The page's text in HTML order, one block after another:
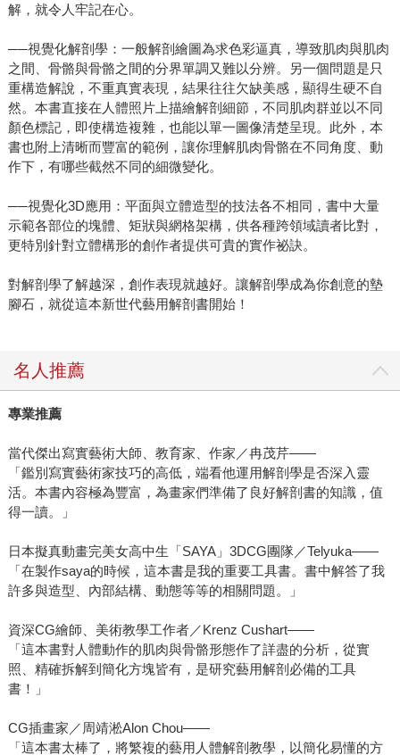
解，就令人牢記在心。
──視覺化解剖學：一般解剖繪圖為求色彩逼真，導致肌肉與肌肉
之間、骨骼與骨骼之間的分界單調又難以分辨。另一個問題是只
重構造解說，不重真實表現，結果往往欠缺美感，顯得生硬不自
然。本書直接在人體照片上描繪解剖細節，不同肌肉群並以不同
顏色標記，即使構造複雜，也能以單一圖像清楚呈現。此外，本
書也附上清晰而豐富的範例，讓你理解肌肉骨骼在不同角度、動
作下，有哪些截然不同的細微變化。
──視覺化3D應用：平面與立體造型的技法各不相同，書中大量
示範各部位的塊體、矩狀與網格架構，供各種跨領域讀者比對，
更特別針對立體構形的創作者提供可貴的實作祕訣。
對解剖學了解越深，創作表現就越好。讓解剖學成為你創意的墊
腳石，就從這本新世代藝用解剖書開始！
名人推薦
專業推薦
當代傑出寫實藝術大師、教育家、作家／冉茂芹——
「鑑別寫實藝術家技巧的高低，端看他運用解剖學是否深入靈
活。本書內容極為豐富，為畫家們準備了良好解剖書的知識，值
得一讀。」
日本擬真動畫完美女高中生「SAYA」3DCG團隊／Telyuka——
「在製作saya的時候，這本書是我的重要工具書。書中解答了我
許多與造型、內部結構、動態等等的相關問題。」
資深CG繪師、美術教學工作者／Krenz Cushart——
「這本書對人體動作的肌肉與骨骼形態作了詳盡的分析，從實
照、精確拆解到簡化方塊皆有，是研究藝用解剖必備的工具
書！」
CG插畫家／周靖淞Alon Chou——
「這本書太棒了，將繁複的藝用人體解剖教學，以簡化易懂的方